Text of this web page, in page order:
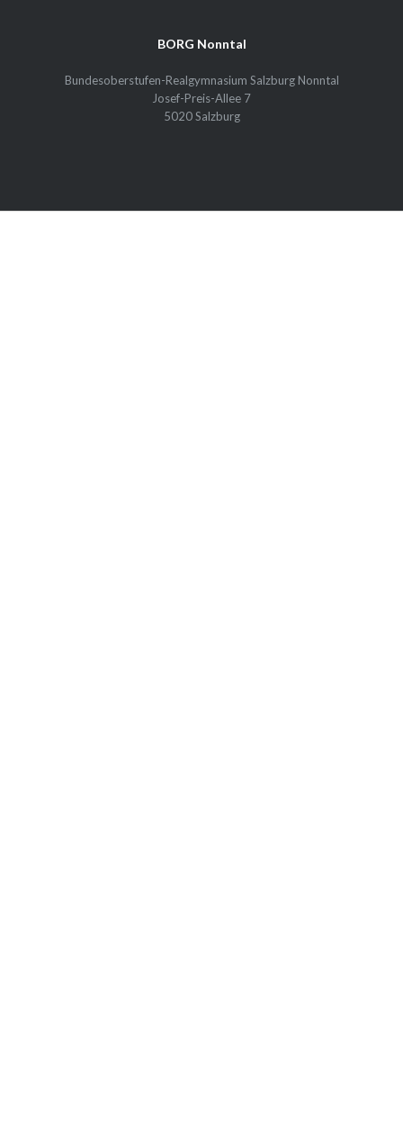
BORG Nonntal
Bundesoberstufen-Realgymnasium Salzburg Nonntal
Josef-Preis-Allee 7
5020 Salzburg